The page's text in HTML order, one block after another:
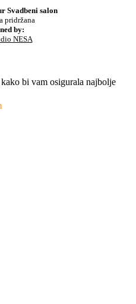
Svadbeni salon
pridržana
by:
NESA
bi vam osigurala najbolje